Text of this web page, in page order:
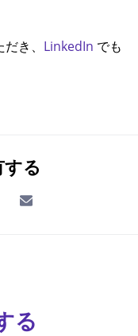
き、 LinkedIn でも
る
る